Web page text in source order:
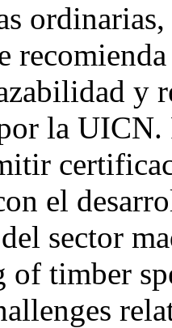
y
la
el
sector
of timber